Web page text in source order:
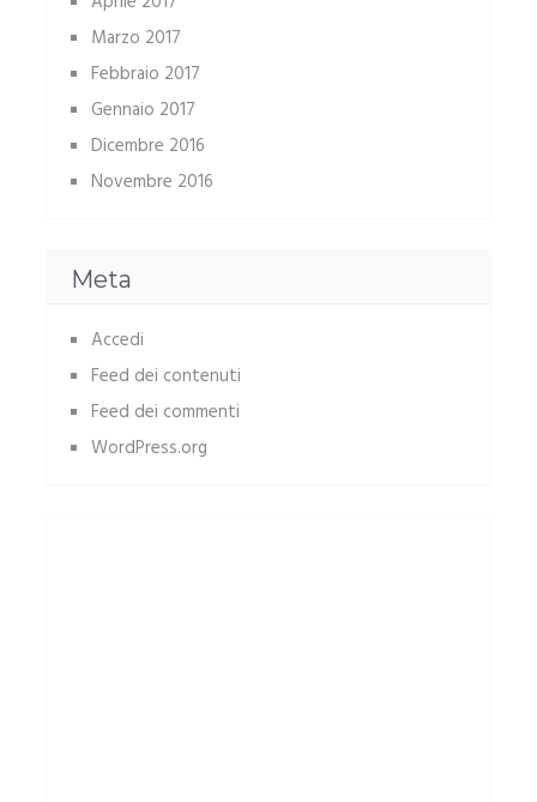
Marzo 2017
Febbraio 2017
Gennaio 2017
Dicembre 2016
Novembre 2016
Meta
Accedi
Feed dei contenuti
Feed dei commenti
WordPress.org